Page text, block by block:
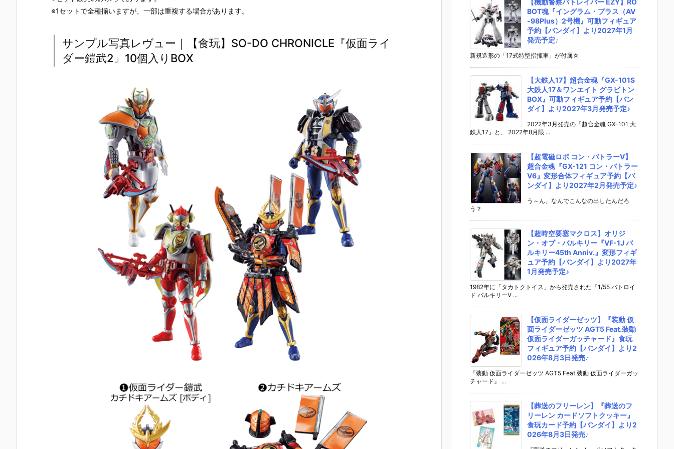
※1セットで全種揃いますが、一部は重複する場合があります。
サンプル写真レヴュー｜【食玩】SO-DO CHRONICLE『仮面ライ
ダー鎧武2』10個入りBOX
【機動警察パトレイバー EZY】RO
BOT魂『イングラム・プラス（AV
-98Plus）2号機』可動フィギュア
予約【バンダイ】より2027年1月
発売予定♪
新規造形の「17式特型指揮車」が付属☆
【大鉄人17】超合金魂『GX-101S
大鉄人17＆ワンエイト グラビトン
BOX』可動フィギュア予約【バン
ダイ】より2027年3月発売予定♪
2022年3月発売の『超合金魂 GX-101 大
鉄人17』と、 2022年8月限 ...
【超電磁ロボ コン・バトラーV】
超合金魂『GX-121 コン・バトラー
V6』変形合体フィギュア予約【バ
ンダイ】より2027年2月発売予定♪
う～ん、なんでこんなの出したんだろ
う？
【超時空要塞マクロス】オリジ
ン・オブ・バルキリー『VF-1J バ
ルキリー45th Anniv.』変形フィギ
ュア予約【バンダイ】より2027年
1月発売予定♪
1982年に「タカトクトイス」から発売された『1/55 バトロイ
ド バルキリーV ...
【仮面ライダーゼッツ】『装動 仮
面ライダーゼッツ AGT5 Feat.装動
仮面ライダーガッチャード』食玩
フィギュア予約【バンダイ】より2
026年8月3日発売♪
『装動 仮面ライダーゼッツ AGT5 Feat.装動 仮面ライダーガッ
チャード』 ...
【葬送のフリーレン】『葬送のフ
リーレン カードソフトクッキー』
食玩カード予約【バンダイ】より2
026年8月3日発売♪